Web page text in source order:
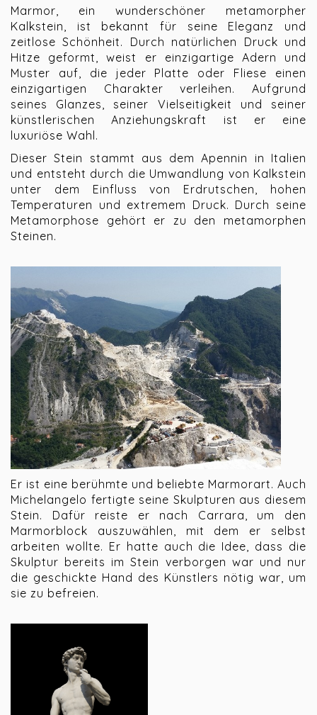
Marmor, ein wunderschöner metamorpher
Kalkstein, ist bekannt für seine Eleganz und
zeitlose Schönheit. Durch natürlichen Druck und
Hitze geformt, weist er einzigartige Adern und
Muster auf, die jeder Platte oder Fliese einen
einzigartigen Charakter verleihen. Aufgrund
seines Glanzes, seiner Vielseitigkeit und seiner
künstlerischen Anziehungskraft ist er eine
luxuriöse Wahl.
Dieser Stein stammt aus dem Apennin in Italien
und entsteht durch die Umwandlung von Kalkstein
unter dem Einfluss von Erdrutschen, hohen
Temperaturen und extremem Druck. Durch seine
Metamorphose gehört er zu den metamorphen
Steinen.
Er ist eine berühmte und beliebte Marmorart. Auch
Michelangelo fertigte seine Skulpturen aus diesem
Stein. Dafür reiste er nach Carrara, um den
Marmorblock auszuwählen, mit dem er selbst
arbeiten wollte. Er hatte auch die Idee, dass die
Skulptur bereits im Stein verborgen war und nur
die geschickte Hand des Künstlers nötig war, um
sie zu befreien.